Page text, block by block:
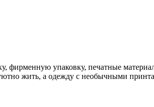
упаковку, печатные
жить, а одежду с необычными